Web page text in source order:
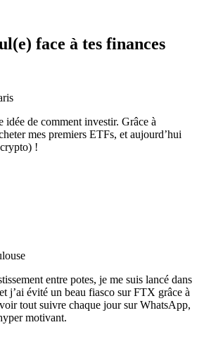
face à tes finances
idée de comment investir. Grâce à
mes premiers ETFs, et aujourd’hui
!
entre potes, je me suis lancé dans
j’ai évité un beau fiasco sur FTX grâce à
tout suivre chaque jour sur WhatsApp,
motivant.